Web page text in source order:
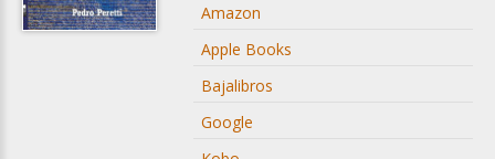
Amazon
Apple Books
Bajalibros
Google